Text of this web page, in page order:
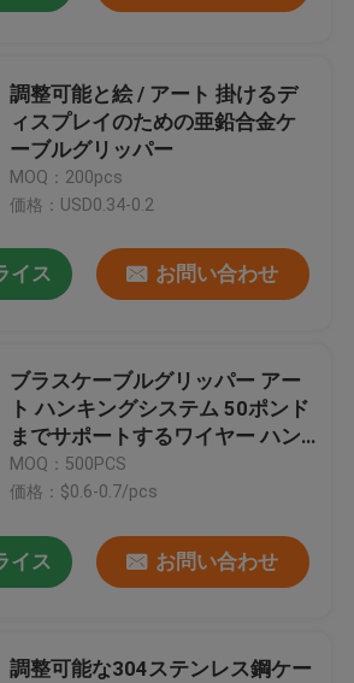
調整可能と絵 / アート 掛けるデ
ィスプレイのための亜鉛合金ケ
ーブルグリッパー
MOQ：200pcs
価格：USD0.34-0.2
イス お問い合わせ
ブラスケーブルグリッパー アー
ト ハンキングシステム 50ポンド
までサポートするワイヤー ハン
キングディスプレイシステム
MOQ：500PCS
価格：$0.6-0.7/pcs
イス お問い合わせ
調整可能な304ステンレス鋼ケー